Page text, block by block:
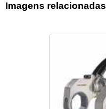
Imagens relacionadas